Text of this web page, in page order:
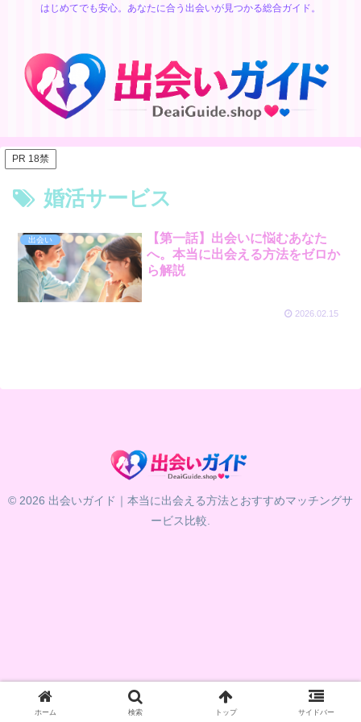
はじめてでも安心。あなたに合う出会いが見つかる総合ガイド。
PR 18禁
婚活サービス
出会い
【第一話】出会いに悩むあなた
へ。本当に出会える方法をゼロか
ら解説
2026.02.15
© 2026 出会いガイド｜本当に出会える方法とおすすめマッチングサ
ービス比較.
ホーム 検索 トップ サイドバー